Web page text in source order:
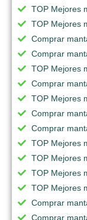
TOP Mejores
TOP Mejores
Comprar
Comprar
TOP Mejores
Comprar
TOP Mejores
Comprar
Comprar
TOP Mejores
TOP Mejores
TOP Mejores
TOP Mejores
Comprar
Comprar